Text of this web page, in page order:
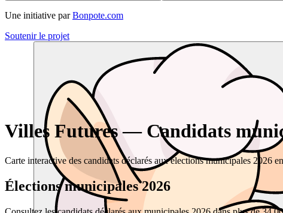
Une initiative par Bonpote.com
Soutenir le projet
Villes Futures — Candidats
Carte interactive des candidats déclarés aux élections municipales 2026
Élections municipales 2026